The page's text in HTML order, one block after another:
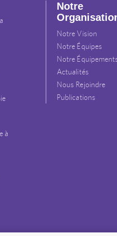
à
Notre
Notre Vision
Notre Équipes
Notre
Actualités
Nous Rejoindre
Publications